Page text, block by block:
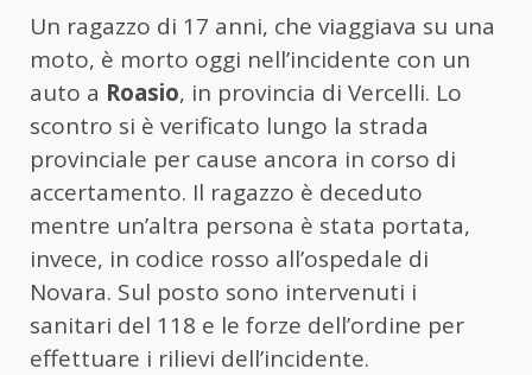
Un ragazzo di 17 anni, che viaggiava su una
moto, è morto oggi nell’incidente con un
auto a Roasio, in provincia di Vercelli. Lo
scontro si è verificato lungo la strada
provinciale per cause ancora in corso di
accertamento. Il ragazzo è deceduto
mentre un’altra persona è stata portata,
invece, in codice rosso all’ospedale di
Novara. Sul posto sono intervenuti i
sanitari del 118 e le forze dell’ordine per
effettuare i rilievi dell’incidente.